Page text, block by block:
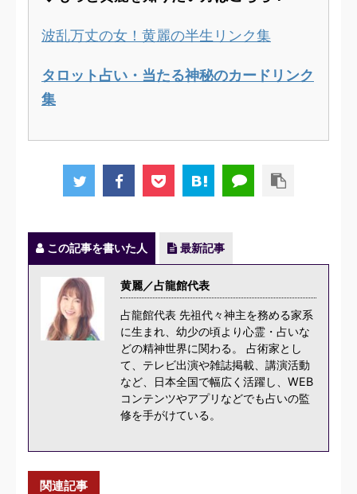
波乱万丈の女！黄麗の半生リンク集
タロット占い・当たる神秘のカードリンク
集
この記事を書いた人 最新記事
黄麗／占龍館代表
占龍館代表 先祖代々神主を務める家系
に生まれ、幼少の頃より心霊・占いな
どの精神世界に関わる。 占術家とし
て、テレビ出演や雑誌掲載、講演活動
など、日本全国で幅広く活躍し、WEB
コンテンツやアプリなどでも占いの監
修を手がけている。
関連記事